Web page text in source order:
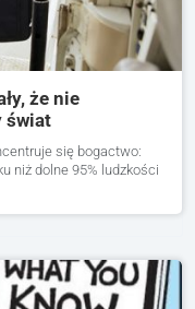
że nie
świat
się bogactwo:
niż dolne 95% ludzkości